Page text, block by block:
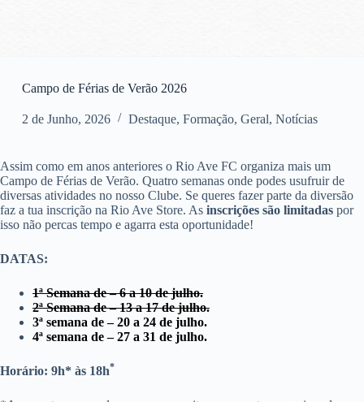
Campo de Férias de Verão 2026
2 de Junho, 2026 Destaque, Formação, Geral, Notícias
Assim como em anos anteriores o Rio Ave FC organiza mais um
Campo de Férias de Verão. Quatro semanas onde podes usufruir de
diversas atividades no nosso Clube. Se queres fazer parte da diversão
faz a tua inscrição na Rio Ave Store. As inscrições são limitadas por
isso não percas tempo e agarra esta oportunidade!
DATAS:
1ª Semana de – 6 a 10 de julho.
2ª Semana de – 13 a 17 de julho.
3ª semana de – 20 a 24 de julho.
4ª semana de – 27 a 31 de julho.
Horário: 9h* às 18h*